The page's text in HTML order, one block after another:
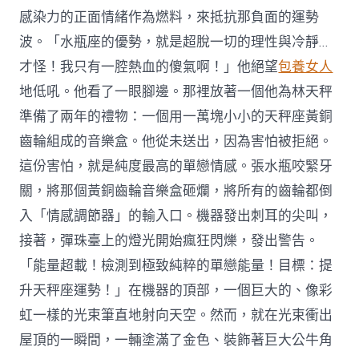
感染力的正面情緒作為燃料，來抵抗那負面的運勢
波。「水瓶座的優勢，就是超脫一切的理性與冷靜…
才怪！我只有一腔熱血的傻氣啊！」他絕望包養女人
地低吼。他看了一眼腳邊。那裡放著一個他為林天秤
準備了兩年的禮物：一個用一萬塊小小的天秤座黃銅
齒輪組成的音樂盒。他從未送出，因為害怕被拒絕。
這份害怕，就是純度最高的單戀情感。張水瓶咬緊牙
關，將那個黃銅齒輪音樂盒砸爛，將所有的齒輪都倒
入「情感調節器」的輸入口。機器發出刺耳的尖叫，
接著，彈珠臺上的燈光開始瘋狂閃爍，發出警告。
「能量超載！檢測到極致純粹的單戀能量！目標：提
升天秤座運勢！」在機器的頂部，一個巨大的、像彩
虹一樣的光束筆直地射向天空。然而，就在光束衝出
屋頂的一瞬間，一輛塗滿了金色、裝飾著巨大公牛角